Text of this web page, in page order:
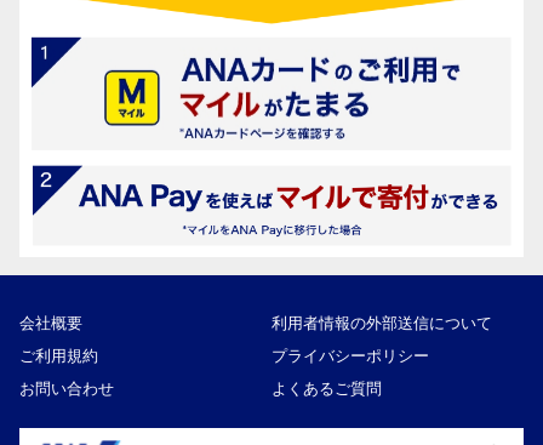
会社概要
利用者情報の外部送信について
ご利用規約
プライバシーポリシー
お問い合わせ
よくあるご質問